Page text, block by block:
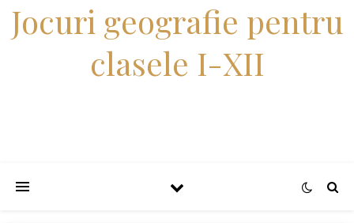
Jocuri geografie pentru
clasele I-XII